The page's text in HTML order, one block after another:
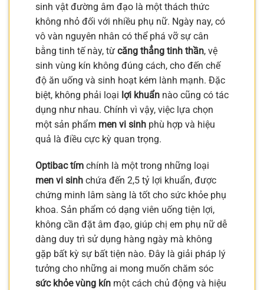
sinh vật đường âm đạo là một thách thức
không nhỏ đối với nhiều phụ nữ. Ngày nay, có
vô vàn nguyên nhân có thể phá vỡ sự cân
bằng tinh tế này, từ căng thẳng tinh thần, vệ
sinh vùng kín không đúng cách, cho đến chế
độ ăn uống và sinh hoạt kém lành mạnh. Đặc
biệt, không phải loại lợi khuẩn nào cũng có tác
dụng như nhau. Chính vì vậy, việc lựa chọn
một sản phẩm men vi sinh phù hợp và hiệu
quả là điều cực kỳ quan trọng.
Optibac tím chính là một trong những loại
men vi sinh chứa đến 2,5 tỷ lợi khuẩn, được
chứng minh lâm sàng là tốt cho sức khỏe phụ
khoa. Sản phẩm có dạng viên uống tiện lợi,
không cần đặt âm đạo, giúp chị em phụ nữ dễ
dàng duy trì sử dụng hàng ngày mà không
gặp bất kỳ sự bất tiện nào. Đây là giải pháp lý
tưởng cho những ai mong muốn chăm sóc
sức khỏe vùng kín một cách chủ động và hiệu